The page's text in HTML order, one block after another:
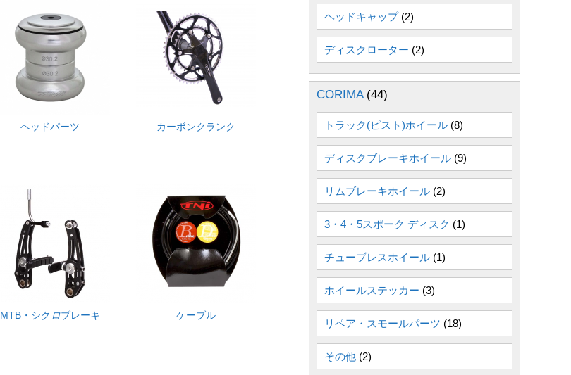
ヘッドパーツ カーボンクランク
MTB・シク ロブレーキ ケーブル
ヘッドキャップ(2)
ディスクローター (2)
CORIMA(44)
トラック(ピスト)ホイール (8)
ディスクブレーキホイール (9)
リムブレーキホイール (2)
3・4・5スポーク ディスク (1)
チューブレスホイール (1)
ホイールステッカー (3)
リペア・スモールパーツ (18)
その他 (2)